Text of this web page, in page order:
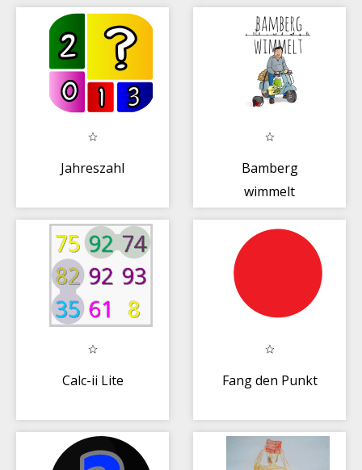
Jahreszahl
Bamberg
wimmelt
Calc-ii Lite Fang den Punkt